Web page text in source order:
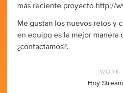
más reciente proyecto http://
Me gustan los nuevos retos y
en equipo es la mejor manera
¿contactamos?.
WORK
Hoy